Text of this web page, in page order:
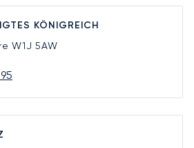
KÖNIGREICH
W1J 5AW